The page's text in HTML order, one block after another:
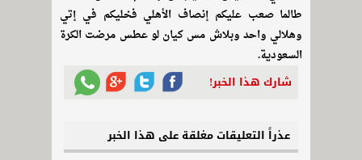
طالما صعب عليكم إنصاف الأهلي فخليكم في إتي
وهلالي واحد وبلاش مس كيان لو عطس مرضت الكرة
السعودية.
شارك هذا الخبر!
عذراً التعليقات مغلقة على هذا الخبر